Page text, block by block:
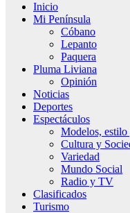
Inicio
Mi Península
Cóbano
Lepanto
Paquera
Pluma Liviana
Opinión
Noticias
Deportes
Espectáculos
Modelos, estilo
Cultura y
Variedad
Mundo Social
Radio y TV
Clasificados
Turismo